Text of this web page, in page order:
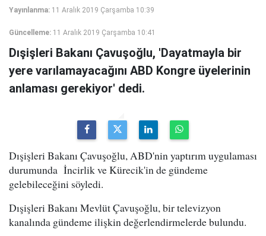
Yayınlanma: 11 Aralık 2019 Çarşamba 10:39
Güncelleme: 11 Aralık 2019 Çarşamba 10:41
Dışişleri Bakanı Çavuşoğlu, 'Dayatmayla bir
yere varılamayacağını ABD Kongre üyelerinin
anlaması gerekiyor' dedi.
Dışişleri Bakanı Çavuşoğlu, ABD'nin yaptırım uygulaması
durumunda İncirlik ve Kürecik'in de gündeme
gelebileceğini söyledi.
Dışişleri Bakanı Mevlüt Çavuşoğlu, bir televizyon
kanalında gündeme ilişkin değerlendirmelerde bulundu.